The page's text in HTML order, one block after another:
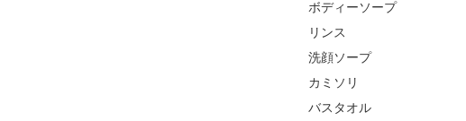
ボディーソープ
リンス
洗顔ソープ
カミソリ
バスタオル